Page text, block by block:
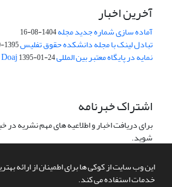
این وب سایت از کوکی ها برای اطمینان از ارائه
خدمات استفاده می کند.
آخرین اخبار
آماده سازی شماره جدید مجله1404-08-16
تبادل لینک با مجله دانشکده حقوق تفلیس1395-10-22
نمایه در پایگاه معتبر بین المللی Doaj1395-01-24
اشتراک خبرنامه
برای دریافت اخبار و اطلاعیه های مهم نشریه
شوید.